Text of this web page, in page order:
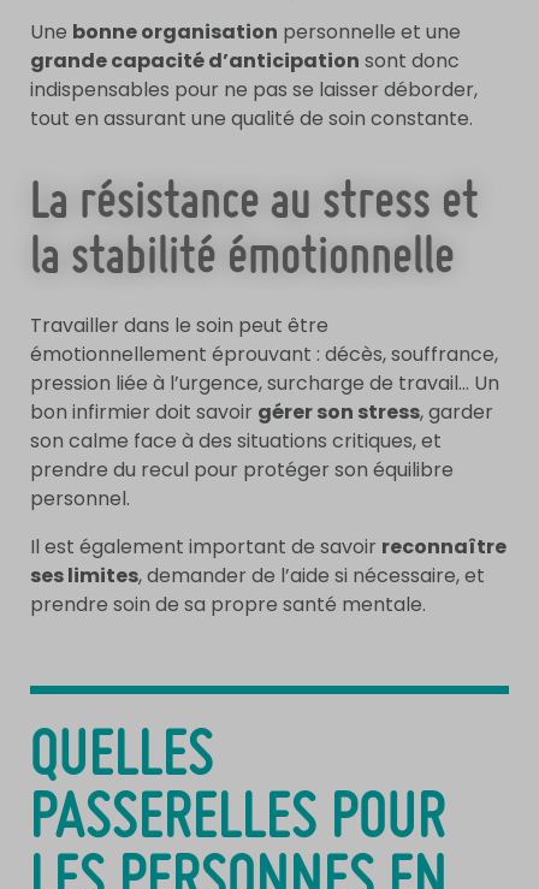
Une bonne organisation personnelle et une
grande capacité d’anticipation sont donc
indispensables pour ne pas se laisser déborder,
tout en assurant une qualité de soin constante.
La résistance au stress et
la stabilité émotionnelle
Travailler dans le soin peut être
émotionnellement éprouvant : décès, souffrance,
pression liée à l’urgence, surcharge de travail… Un
bon infirmier doit savoir gérer son stress, garder
son calme face à des situations critiques, et
prendre du recul pour protéger son équilibre
personnel.
Il est également important de savoir reconnaître
ses limites, demander de l’aide si nécessaire, et
prendre soin de sa propre santé mentale.
QUELLES
PASSERELLES POUR